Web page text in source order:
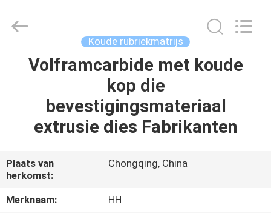
HUIS
PRODUCTEN
ONGEVEER
ONS
Limited.
Koude rubriekmatrijs
Volframcarbide met koude
kop die
bevestigingsmateriaal
extrusie dies Fabrikanten
Plaats van
herkomst:
Chongqing, China
Merknaam:
HH